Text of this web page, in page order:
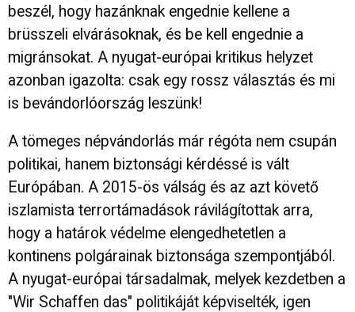
beszél, hogy hazánknak engednie kellene a
brüsszeli elvárásoknak, és be kell engednie a
migránsokat. A nyugat-európai kritikus helyzet
azonban igazolta: csak egy rossz választás és mi
is bevándorlóország leszünk!
A tömeges népvándorlás már régóta nem csupán
politikai, hanem biztonsági kérdéssé is vált
Európában. A 2015-ös válság és az azt követő
iszlamista terrortámadások rávilágítottak arra,
hogy a határok védelme elengedhetetlen a
kontinens polgárainak biztonsága szempontjából.
A nyugat-európai társadalmak, melyek kezdetben a
"Wir Schaffen das" politikáját képviselték, igen